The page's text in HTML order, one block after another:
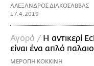
ΑΛΕΞΑΝΔΡΟΣ ΔΙΑΚΟΣΑΒΒΑΣ
17.4.2019
Αγορά / Η αντικερί
είναι ένα απλό
ΜΕΡΟΠΗ ΚΟΚΚΙΝΗ